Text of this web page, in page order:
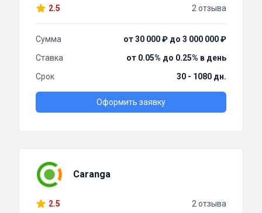
2.5 2 отзыва
Сумма
от 30 000 ₽ до 3 000 000 ₽
Ставка
от 0.05% до 0.25% в день
Срок
30 - 1080 дн.
Оформить заявку
Caranga
2.5 2 отзыва